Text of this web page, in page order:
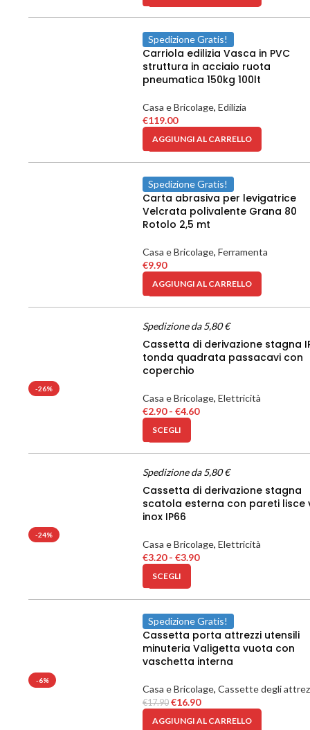
Spedizione Gratis!
Carriola edilizia Vasca in PVC
struttura in acciaio ruota
pneumatica 150kg 100lt
Casa e Bricolage, Edilizia
€119.00
AGGIUNGI AL CARRELLO
Spedizione Gratis!
Carta abrasiva per levigatrice
Velcrata polivalente Grana 80
Rotolo 2,5 mt
Casa e Bricolage, Ferramenta
€9.90
AGGIUNGI AL CARRELLO
-26%
Spedizione da 5,80 €
Cassetta di derivazione stagna
tonda quadrata passacavi con
coperchio
Casa e Bricolage, Elettricità
€2.90 - €4.60
SCEGLI
-24%
Spedizione da 5,80 €
Cassetta di derivazione stagna
scatola esterna con pareti lisce
inox IP66
Casa e Bricolage, Elettricità
€3.20 - €3.90
SCEGLI
-6%
Spedizione Gratis!
Cassetta porta attrezzi utensili
minuteria Valigetta vuota con
vaschetta interna
Casa e Bricolage, Cassette degli
€17.90 €16.90
AGGIUNGI AL CARRELLO